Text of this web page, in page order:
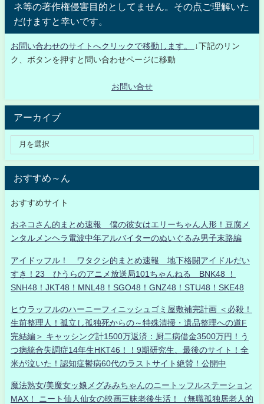
ネ等の著作権侵害目的としてません。その点ご理解いた
だけますと幸いです。
お問い合わせのサイトへクリックで移動します。
↓下記のリン
ク、ボタンを押すと問い合わせページに移動
お問い合せ
アーカイブ
おすすめ～ん
おすすめサイト
おネコさん的まとめ速報 僕の彼女はエリーちゃん人形！豆腐メ
ンタルメンヘラ電波中年アルバイターのぬいぐるみ男子末路編
アイドッフル！ ワタクシ的まとめ速報 地下格闘アイドルだい
すき！23 ひうらのアニメ放送局101ちゃんねる BNK48 ！
SNH48！JKT48！MNL48！SGO48！GNZ48！STU48！SKE48
ヒウラッフルのハーニーフィニッシュゴミ屋敷補完計画 ＜必殺！
生前整理人！孤立し孤独死からの～特殊清掃・遺品整理への道F
完結編＞ キャッシング計1500万返済：厨二病借金3500万円！う
つ病統合失調症14年生HKT46！！9期研究生、最後のサイト！全
米が泣いた！認知症鬱病60代のラストサイト絶賛！公開中
魔法熟女/美魔女ッ娘メグみみちゃんのニートッフルステーション
MAX！ ニート仙人仙女の映画三昧老後生活！（無職孤独居老人的